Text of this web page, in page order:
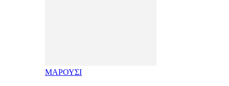
ΜΑΡΟΥΣΙ